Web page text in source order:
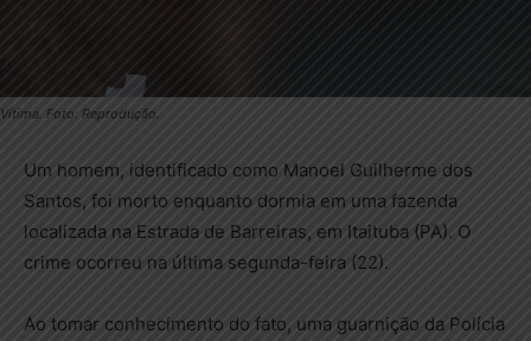
Vítima. Foto: Reprodução.
Um homem, identificado como Manoel Guilherme dos
Santos, foi morto enquanto dormia em uma fazenda
localizada na Estrada de Barreiras, em Itaituba (PA). O
crime ocorreu na última segunda-feira (22).
Ao tomar conhecimento do fato, uma guarnição da Polícia